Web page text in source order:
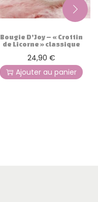
Bougie D’Joy – « Crottin
de Licorne » classique
24,90 €
Ajouter au panier